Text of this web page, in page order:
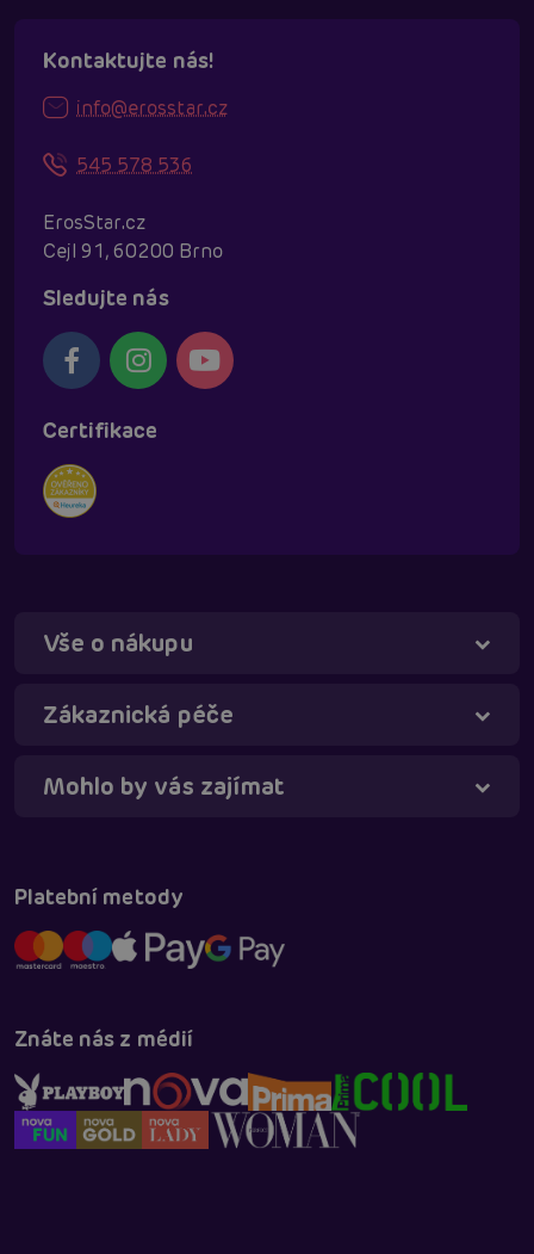
Kontaktujte nás!
info@erosstar.cz
545 578 536
ErosStar.cz
Cejl 91, 60200 Brno
Sledujte nás
Certifikace
Vše o nákupu
Zákaznická péče
Mohlo by vás zajímat
Platební metody
Znáte nás z médií
Táňa - virtuální asistentka